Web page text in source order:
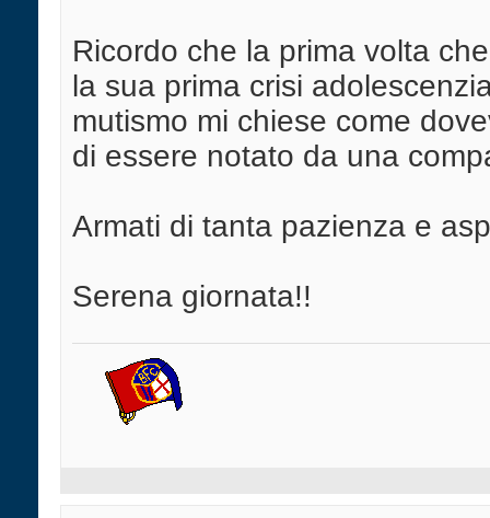
Ricordo che la prima volta
la sua prima crisi
mutismo mi chiese come
di essere notato da una
Armati di tanta pazienza e
Serena giornata!!